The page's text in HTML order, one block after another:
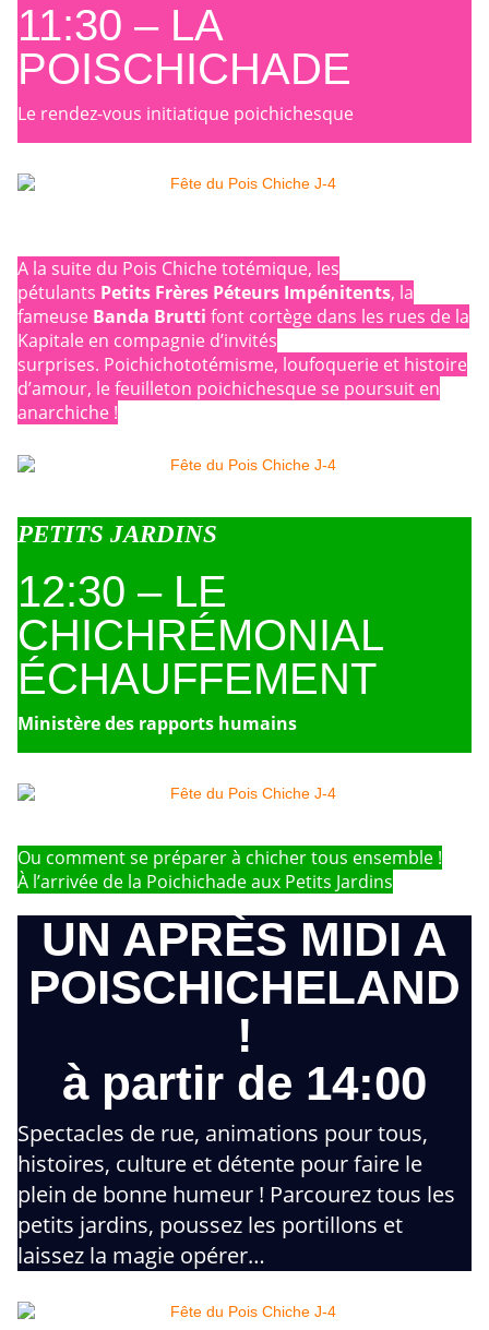
11:30 – LA
POISCHICHADE
Le rendez-vous initiatique poichichesque
A la suite du Pois Chiche totémique, les
pétulants Petits Frères Péteurs Impénitents, la
fameuse Banda Brutti font cortège dans les rues de la
Kapitale en compagnie d’invités
surprises. Poichichototémisme, loufoquerie et histoire
d’amour, le feuilleton poichichesque se poursuit en
anarchiche !
PETITS JARDINS
12:30 – LE
CHICHRÉMONIAL
ÉCHAUFFEMENT
Ministère des rapports humains
Ou comment se préparer à chicher tous ensemble !
À l’arrivée de la Poichichade aux Petits Jardins
UN APRÈS MIDI A
POISCHICHELAND
!
à partir de 14:00
Spectacles de rue, animations pour tous,
histoires, culture et détente pour faire le
plein de bonne humeur ! Parcourez tous les
petits jardins, poussez les portillons et
laissez la magie opérer…